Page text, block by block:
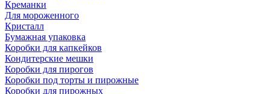
Креманки
Для мороженного
Кристалл
Бумажная упаковка
Коробки для капкейков
Кондитерские мешки
Коробки для пирогов
Коробки под торты и пирожные
Коробки для пирожных